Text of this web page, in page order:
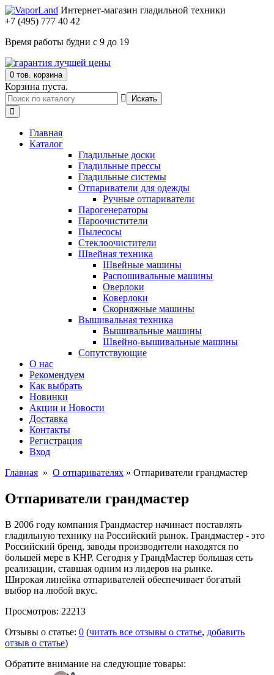
Интернет-магазин гладильной техники
+7 (495) 777 40 42
Время работы будни с 9 до 19
0 тов. корзина
Корзина пуста.
Искать
Главная
Каталог
Гладильные доски
Гладильные прессы
Гладильные системы
Отпариватели для одежды
Ручные отпариватели
Парогенераторы
Пароочистители
Пылесосы
Стеклоочистители
Швейная техника
Швейные машины
Распошивальные машины
Оверлоки
Коверлоки
Скорняжные машины
Вышивальная техника
Вышивальные машины
Швейно-вышивальные машины
Сопутствующие
О нас
Рекомендуем
Как выбрать
Новинки
Акции и Новости
Доставка
Контакты
Регистрация
Вход
Главная » О отпаривателях » Отпариватели грандмастер
Отпариватели грандмастер
В 2006 году компания Грандмастер начинает поставлять
гладильную технику на Российский рынок. Грандмастер - это
Российский бренд, заводы производители находятся по
большей мере в КНР. Сегодня у ГрандМастер большая сеть
реализации, ставшая одним из лидеров на рынке.
Широкая линейка отпаривателей обеспечивает богатый
выбор на любой вкус.
Просмотров: 22213
Отзывы о статье: 0 (читать все отзывы о статье, добавить
отзыв о статье)
Обратите внимание на следующие товары: